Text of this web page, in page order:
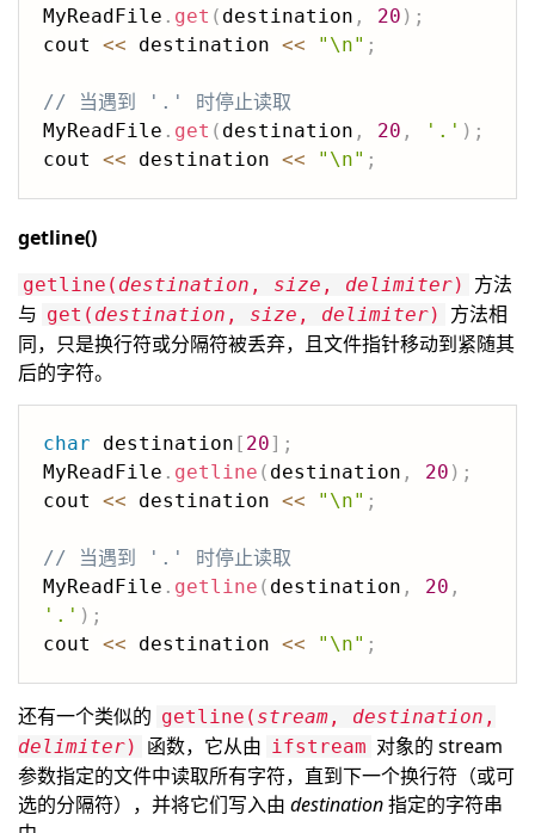
MyReadFile . get ( destination , 20 ) ;
cout << destination << "\n" ;
// 当遇到 '.' 时停止读取
MyReadFile . get ( destination , 20 , '.' ) ;
cout << destination << "\n" ;
getline()
getline( destination , size , delimiter)
方法
与 get( destination , size , delimiter)
方法相
同，只是换行符或分隔符被丢弃，且文件指针移动到紧随其
后的字符。
char destination [ 20] ;
MyReadFile . getline ( destination , 20 ) ;
cout << destination << "\n" ;
// 当遇到 '.' 时停止读取
MyReadFile . getline ( destination , 20 ,
'.' ) ;
cout << destination << "\n" ;
还有一个类似的 getline( stream , destination ,
delimiter) 函数，它从由 ifstream 对象的 stream
参数指定的文件中读取所有字符，直到下一个换行符（或可
选的分隔符），并将它们写入由 destination指定的字符串